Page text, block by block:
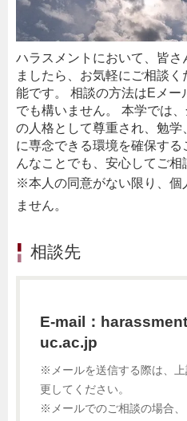
ハラスメントにおいて、皆さ
ましたら、お気軽にご相談
能です。 相談の方法はEメ
でも構いません。 本学では
の人格として尊重され、勉
に専念できる環境を確保す
んなことでも、安心してご相
※本人の同意がない限り、個
ません。
相談先
E-mail：
uc.ac.jp
※メールを送信する際は、
更してください。
※メールでのご相談の場合